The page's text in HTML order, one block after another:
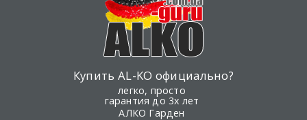
Купить AL-KO официально?
легко, просто
гарантия до 3х лет
АЛКО Гарден